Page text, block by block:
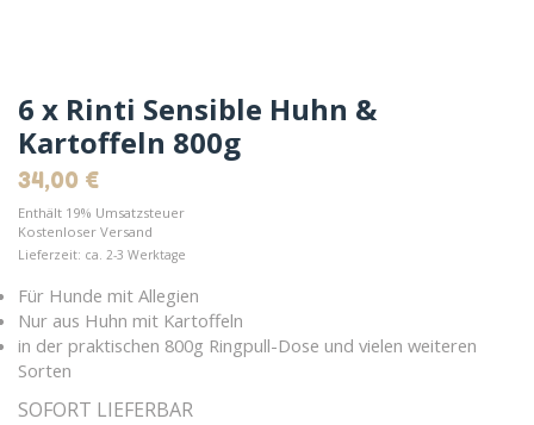
6 x Rinti Sensible Huhn &
Kartoffeln 800g
34,00 €
Enthält 19% Umsatzsteuer
Kostenloser Versand
Lieferzeit: ca. 2-3 Werktage
Für Hunde mit Allegien
Nur aus Huhn mit Kartoffeln
in der praktischen 800g Ringpull-Dose und vielen weiteren
Sorten
SOFORT LIEFERBAR